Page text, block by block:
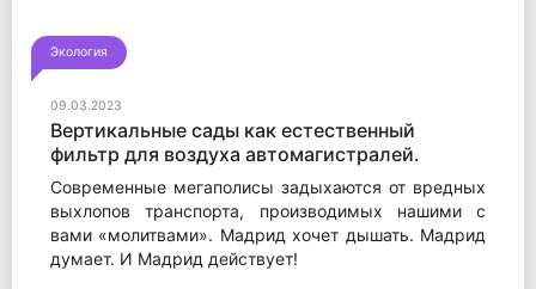
Экология
09.03.2023
Вертикальные сады как естественный
фильтр для воздуха автомагистралей.
Современные мегаполисы задыхаются от вредных
выхлопов транспорта, производимых нашими с
вами «молитвами». Мадрид хочет дышать. Мадрид
думает. И Мадрид действует!